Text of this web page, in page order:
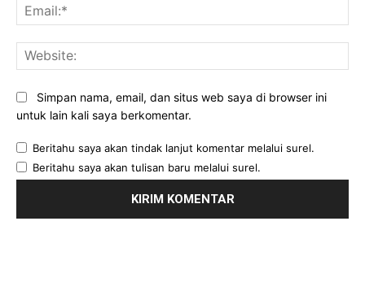
Simpan nama, email, dan situs web saya di browser ini
untuk lain kali saya berkomentar.
Beritahu saya akan tindak lanjut komentar melalui surel.
Beritahu saya akan tulisan baru melalui surel.